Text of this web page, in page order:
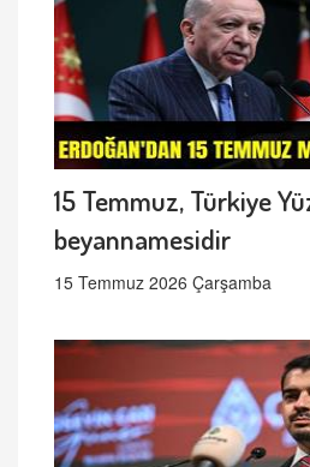
15 Temmuz, Türkiye
beyannamesidir
15 Temmuz 2026 Çarşamba